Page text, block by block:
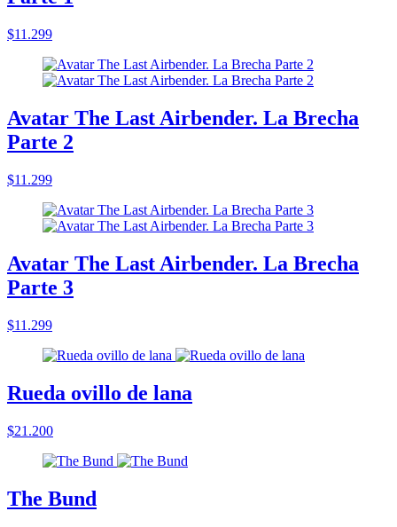
$11.299
Avatar The Last Airbender. La Brecha
Parte 2
$11.299
Avatar The Last Airbender. La Brecha
Parte 3
$11.299
Rueda ovillo de lana
$21.200
The Bund